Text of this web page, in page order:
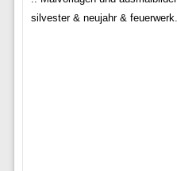
silvester & neujahr & feuerwerk.